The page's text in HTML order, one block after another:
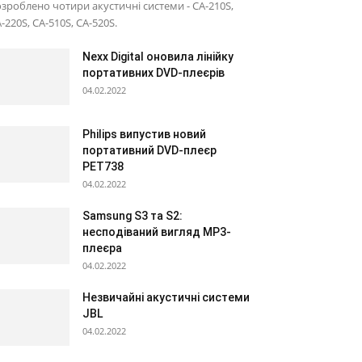
чотири акустичні системи - CA-210S,
220S, CA-510S, CA-520S.
Nexx Digital оновила лінійку
портативних DVD-плеєрів
04.02.2022
Philips випустив новий
портативний DVD-плеєр
PET738
04.02.2022
Samsung S3 та S2:
несподіваний вигляд МР3-
плеєра
04.02.2022
Незвичайні акустичні системи
JBL
04.02.2022